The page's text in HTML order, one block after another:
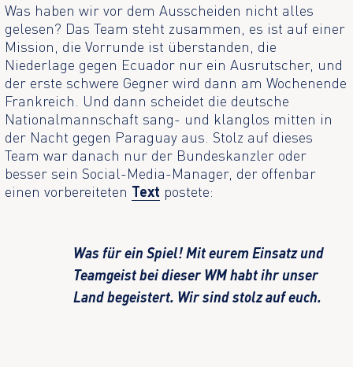
Was haben wir vor dem Ausscheiden nicht alles
gelesen? Das Team steht zusammen, es ist auf einer
Mission, die Vorrunde ist überstanden, die
Niederlage gegen Ecuador nur ein Ausrutscher, und
der erste schwere Gegner wird dann am Wochenende
Frankreich. Und dann scheidet die deutsche
Nationalmannschaft sang- und klanglos mitten in
der Nacht gegen Paraguay aus. Stolz auf dieses
Team war danach nur der Bundeskanzler oder
besser sein Social-Media-Manager, der offenbar
einen vorbereiteten Text postete:
Was für ein Spiel! Mit eurem Einsatz und
Teamgeist bei dieser WM habt ihr unser
Land begeistert. Wir sind stolz auf euch.